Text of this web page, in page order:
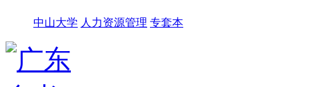
中山大学 人力资源管理 专套本